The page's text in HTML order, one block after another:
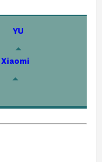
YU
Xiaomi